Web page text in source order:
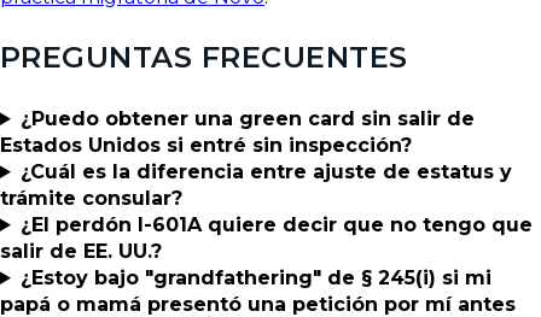
PREGUNTAS FRECUENTES
¿Puedo obtener una green card sin salir de
Estados Unidos si entré sin inspección?
¿Cuál es la diferencia entre ajuste de estatus y
trámite consular?
¿El perdón I-601A quiere decir que no tengo que
salir de EE. UU.?
¿Estoy bajo "grandfathering" de § 245(i) si mi
papá o mamá presentó una petición por mí antes